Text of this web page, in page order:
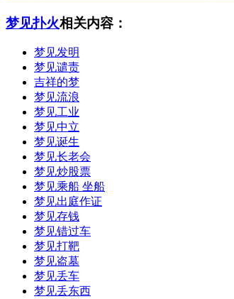
梦见扑火相关内容：
梦见发明
梦见谴责
吉祥的梦
梦见流浪
梦见工业
梦见中立
梦见诞生
梦见长老会
梦见炒股票
梦见乘船 坐船
梦见出庭作证
梦见存钱
梦见错过车
梦见打靶
梦见盗墓
梦见丢车
梦见丢东西